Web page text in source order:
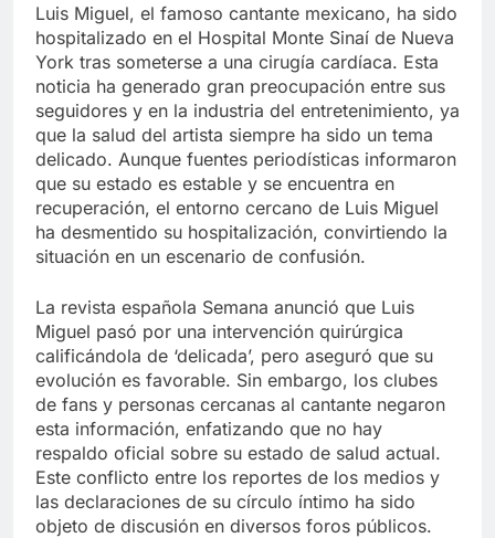
Luis Miguel, el famoso cantante mexicano, ha sido
hospitalizado en el Hospital Monte Sinaí de Nueva
York tras someterse a una cirugía cardíaca. Esta
noticia ha generado gran preocupación entre sus
seguidores y en la industria del entretenimiento, ya
que la salud del artista siempre ha sido un tema
delicado. Aunque fuentes periodísticas informaron
que su estado es estable y se encuentra en
recuperación, el entorno cercano de Luis Miguel
ha desmentido su hospitalización, convirtiendo la
situación en un escenario de confusión.
La revista española Semana anunció que Luis
Miguel pasó por una intervención quirúrgica
calificándola de ‘delicada’, pero aseguró que su
evolución es favorable. Sin embargo, los clubes
de fans y personas cercanas al cantante negaron
esta información, enfatizando que no hay
respaldo oficial sobre su estado de salud actual.
Este conflicto entre los reportes de los medios y
las declaraciones de su círculo íntimo ha sido
objeto de discusión en diversos foros públicos.